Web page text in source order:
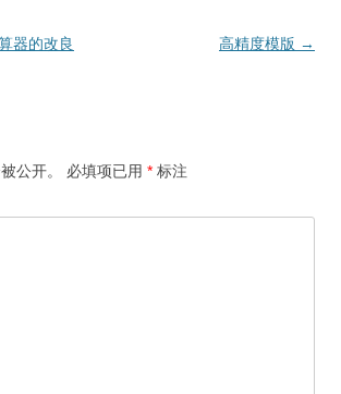
器的改良 高精度模版 →
公开。 必填项已用 * 标注